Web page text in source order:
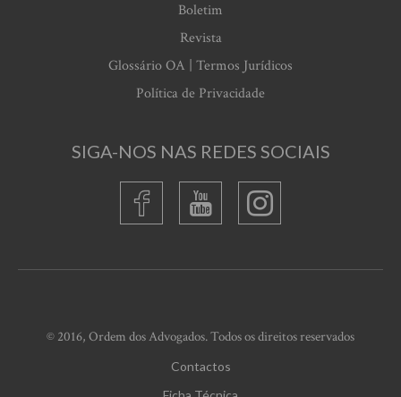
Boletim
Revista
Glossário OA | Termos Jurídicos
Política de Privacidade
SIGA-NOS NAS REDES SOCIAIS
© 2016, Ordem dos Advogados. Todos os direitos reservados
Contactos